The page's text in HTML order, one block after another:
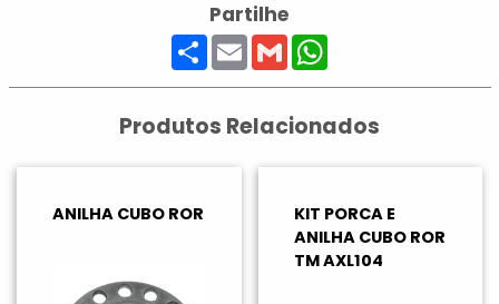
Partilhe
ShareEmailGmail
Produtos Relacionados
ANILHA CUBO ROR
KIT PORCA E
ANILHA CUBO ROR
TM AXL104